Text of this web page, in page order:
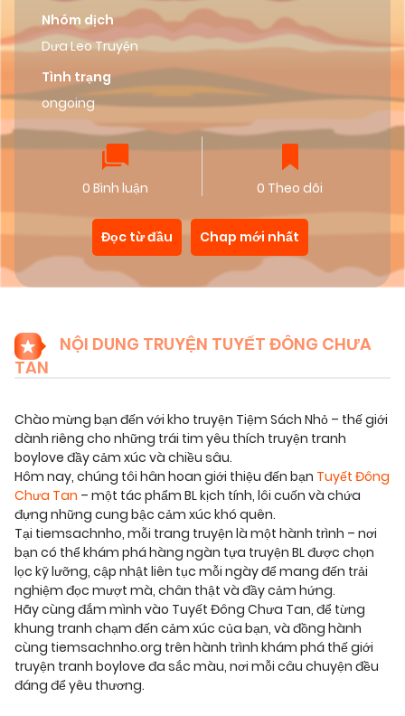
Nhóm dịch
Dưa Leo Truyện
Tình trạng
ongoing
0 Bình luận 0 Theo dõi
Đọc từ đầu Chap mới nhất
NỘI DUNG TRUYỆN TUYẾT ĐÔNG CHƯA
TAN
Chào mừng bạn đến với kho truyện Tiệm Sách Nhỏ – thế giới
dành riêng cho những trái tim yêu thích truyện tranh
boylove đầy cảm xúc và chiều sâu.
Hôm nay, chúng tôi hân hoan giới thiệu đến bạn Tuyết Đông
Chưa Tan – một tác phẩm BL kịch tính, lôi cuốn và chứa
đựng những cung bậc cảm xúc khó quên.
Tại tiemsachnho, mỗi trang truyện là một hành trình – nơi
bạn có thể khám phá hàng ngàn tựa truyện BL được chọn
lọc kỹ lưỡng, cập nhật liên tục mỗi ngày để mang đến trải
nghiệm đọc mượt mà, chân thật và đầy cảm hứng.
Hãy cùng đắm mình vào Tuyết Đông Chưa Tan, để từng
khung tranh chạm đến cảm xúc của bạn, và đồng hành
cùng tiemsachnho.org trên hành trình khám phá thế giới
truyện tranh boylove đa sắc màu, nơi mỗi câu chuyện đều
đáng để yêu thương.